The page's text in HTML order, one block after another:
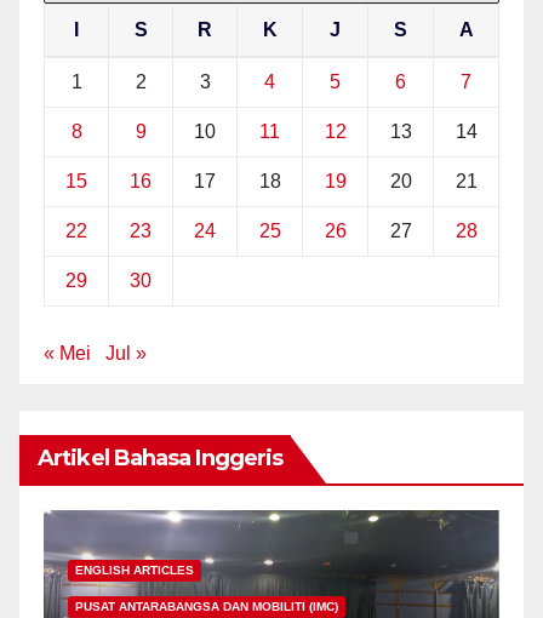
S R K J S A
1 2 3 4 5 6 7
8 9 10 11 12 13 14
15 16 17 18 19 20 21
22 23 24 25 26 27 28
29 30
« Mei Jul »
Artikel Bahasa Inggeris
ENGLISH ARTICLES
PUSAT ANTARABANGSA DAN MOBILITI (IMC)